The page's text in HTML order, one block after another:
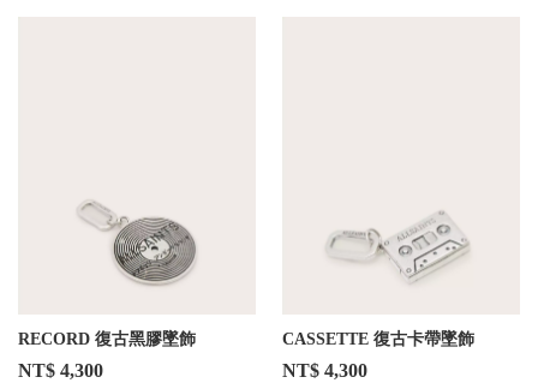
RECORD 復古黑膠墜飾
NT$ 4,300
CASSETTE 復古卡帶墜飾
NT$ 4,300